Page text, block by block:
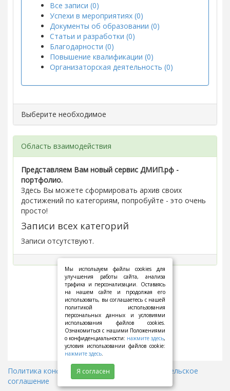
Все записи (0)
Успехи в мероприятиях (0)
Документы об образовании (0)
Статьи и разработки (0)
Благодарности (0)
Повышение квалификации (0)
Организаторская деятельность (0)
Выберите необходимое
Область взаимодействия
Представляем Вам новый сервис ДМИП.рф -
портфолио.
Здесь Вы можете сформировать архив своих
достижений по категориям, попробуйте - это очень
просто!
Записи всех категорий
Записи отсутствуют.
Политика конфиденциальности
Пользовательское
соглашение
Мы используем файлы cookies для
улучшения работы сайта, анализа
трафика и персонализации. Оставаясь
на нашем сайте и продолжая его
использовать, вы соглашаетесь с нашей
политикой использования
персональных данных и условиями
использования файлов cookies.
Ознакомиться с нашими Положениями
о конфиденциальности: нажмите здесь,
условия использовании файлов cookie:
нажмите здесь.
Я согласен